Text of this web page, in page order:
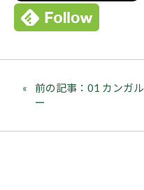
前の記事：01 カンガル
ー